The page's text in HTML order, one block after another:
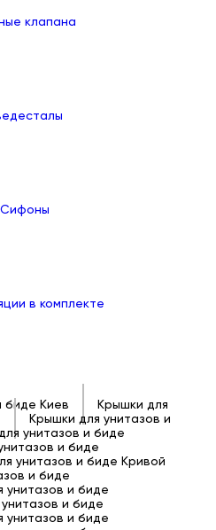
биде Киев
Крышки для
Крышки для унитазов и
унитазов и биде
и биде
унитазов и биде Кривой
и биде
унитазов и биде
и биде
унитазов и биде